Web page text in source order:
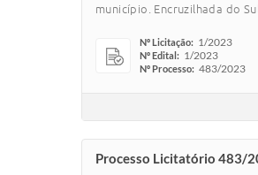
município. Encruzilhada do
Nº Licitação: 1/2023
Nº Edital: 1/2023
Nº Processo: 483/2023
Processo Licitatório 483/